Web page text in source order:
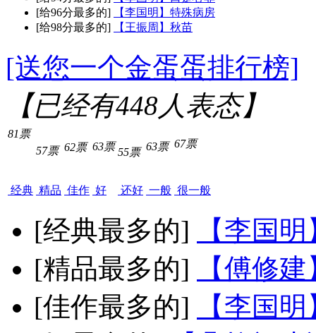
[给96分最多的]
【李国明】特殊病房
[给98分最多的]
【王振周】秋苗
[送您一个金蛋蛋排行榜]
【已经有448人表态】
81票
经典
57票
精品
62票
佳作
63票
好
55票
还好
63票
一般
67票
很一般
[经典最多的]
【李国
[精品最多的]
【傅修
[佳作最多的]
【李国